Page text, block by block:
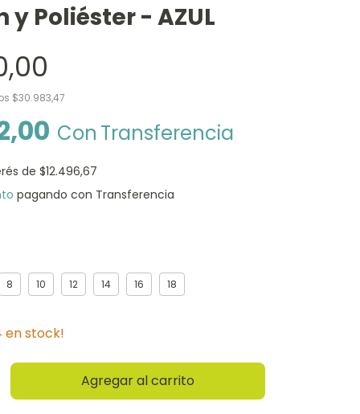
y Poliéster - AZUL
$30.983,47
Con Transferencia
de $12.496,67
pagando con Transferencia
8 10 12 14 16 18
en stock!